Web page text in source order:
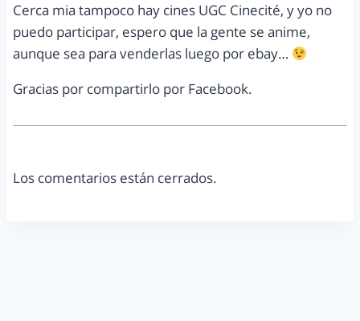
Cerca mia tampoco hay cines UGC Cinecité, y yo no
puedo participar, espero que la gente se anime,
aunque sea para venderlas luego por ebay…
Gracias por compartirlo por Facebook.
Los comentarios están cerrados.